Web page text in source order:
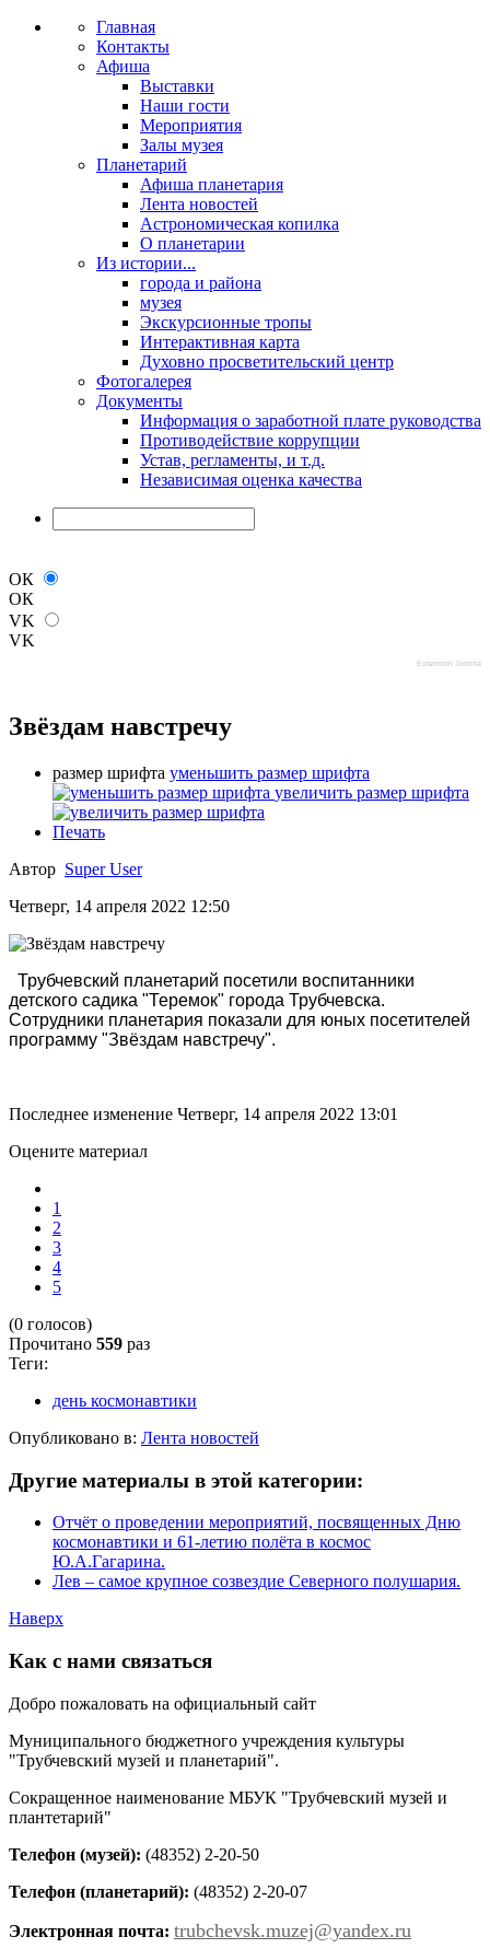
Главная
Контакты
Афиша
Выставки
Наши гости
Мероприятия
Залы музея
Планетарий
Афиша планетария
Лента новостей
Астрономическая копилка
О планетарии
Из истории...
города и района
музея
Экскурсионные тропы
Интерактивная карта
Духовно просветительский центр
Фотогалерея
Документы
Информация о заработной плате руководства
Противодействие коррупции
Устав, регламенты, и т.д.
Независимая оценка качества
ОК
ОК
VK
VK
Extension Joomla
Звёздам навстречу
размер шрифта уменьшить размер шрифта
увеличить размер шрифта
Печать
Автор Super User
Четверг, 14 апреля 2022 12:50
Трубчевский планетарий посетили воспитанники
детского садика "Теремок" города Трубчевска.
Сотрудники планетария показали для юных посетителей
программу "Звёздам навстречу".
Последнее изменение Четверг, 14 апреля 2022 13:01
Оцените материал
1
2
3
4
5
(0 голосов)
Прочитано 559 раз
Теги:
день космонавтики
Опубликовано в: Лента новостей
Другие материалы в этой категории:
Отчёт о проведении мероприятий, посвященных Дню
космонавтики и 61-летию полёта в космос
Ю.А.Гагарина.
Лев – самое крупное созвездие Северного полушария.
Наверх
Как с нами связаться
Добро пожаловать на официальный сайт
Муниципального бюджетного учреждения культуры
"Трубчевский музей и планетарий".
Сокращенное наименование МБУК "Трубчевский музей и
плантетарий"
Телефон (музей): (48352) 2-20-50
Телефон (планетарий): (48352) 2-20-07
Электронная почта: trubchevsk.muzej@yandex.ru